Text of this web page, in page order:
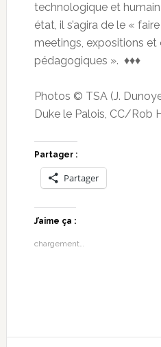
technologique et
état, il s’agira de le «
meetings, expositions et
pédagogiques ». ♦♦♦
Photos © TSA (J.
Duke le Palois, CC/Rob
Partager :
Partager
J’aime ça :
chargement…